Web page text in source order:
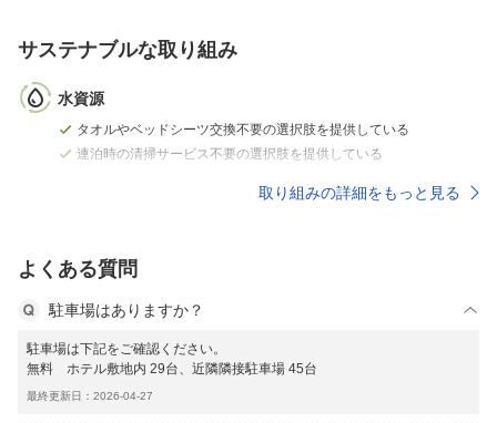
サステナブルな取り組み
水資源
タオルやベッドシーツ交換不要の選択肢を提供している
連泊時の清掃サービス不要の選択肢を提供している
取り組みの詳細をもっと見る
よくある質問
駐車場はありますか？
駐車場は下記をご確認ください。
無料 ホテル敷地内 29台、近隣隣接駐車場 45台
最終更新日：2026-04-27